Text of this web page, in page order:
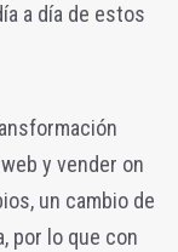
a día de estos
y vender on
un cambio de
por lo que con